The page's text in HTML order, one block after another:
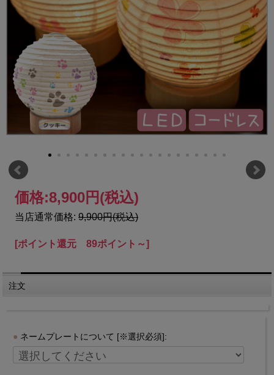
価格:8,900円(税込)
当店通常価格: 9,900円(税込)
[ポイント還元 89ポイント～]
注文
ネームプレートについて [※選択必須]: